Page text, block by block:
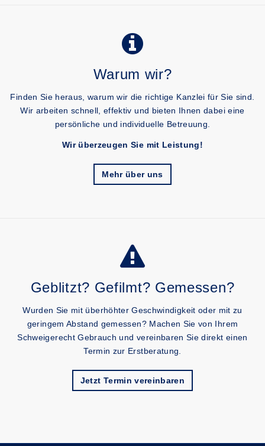
Warum wir?
Finden Sie heraus, warum wir die richtige Kanzlei für Sie sind.
Wir arbeiten schnell, effektiv und bieten Ihnen dabei eine
persönliche und individuelle Betreuung.
Wir überzeugen Sie mit Leistung!
Mehr über uns
Geblitzt? Gefilmt? Gemessen?
Wurden Sie mit überhöhter Geschwindigkeit oder mit zu
geringem Abstand gemessen? Machen Sie von Ihrem
Schweigerecht Gebrauch und vereinbaren Sie direkt einen
Termin zur Erstberatung.
Jetzt Termin vereinbaren